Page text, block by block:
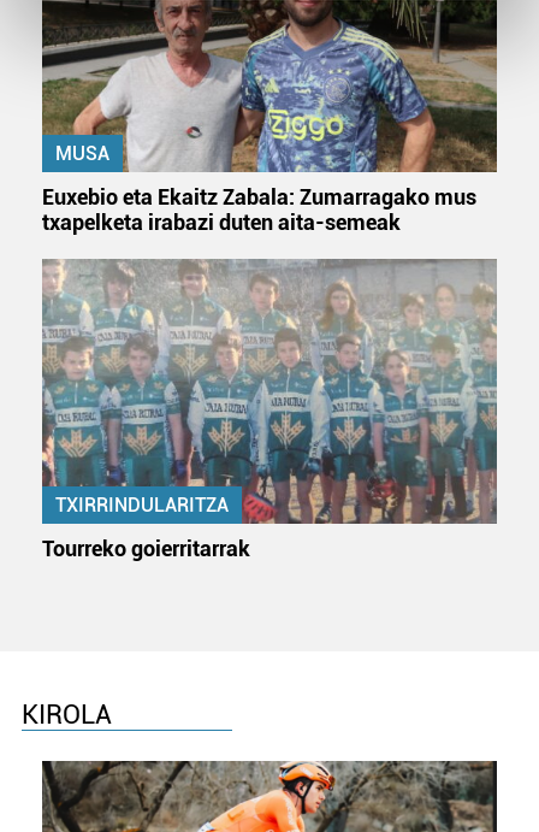
Find out more about how your personal data is processed
and set your preferences in thedetails section.
Guk eta gure bazkideek zure datu pertsonalak
prozesatzen ditugu, zure IP zenbakia, besteak beste,
teknologia erabiliz, cookieak adibidez, iragarki eta eduki
pertsonalizatuak eskaintzeko, iragarkiak eta edukia
neurtzeko, jendeari buruzko informazioa biltzeko eta
erabiltzen dituen hauta dezakezu.
Bazkide batzuek ez dizute baimenik eskatzen, eta beren
interes komertzial legitimoetan babesten dira. Ikusi gure
bazkideen zerrenda, beren ustez zein helburutarako
duten interes legitimoa eta horren aurka nola egin
dezakezun ikusteko.
Lortu zure datu pertsonalak prozesatzeko moduari
datuen atalean. Edozein unetan alda edo ken dezakezu
zerbitzuak hobetzeko asmoz, cookie teknologiaz
baliatzen gara. Ohar hau onartuz gero, teknologia hori
erabiltzeko baimen esplizitua ematen diguzu.Gehiago
irakurri
MUSA
Euxebio eta Ekaitz Zabala: Zumarragako mus
txapelketa irabazi duten aita-semeak
TXIRRINDULARITZA
Tourreko goierritarrak
KIROLA